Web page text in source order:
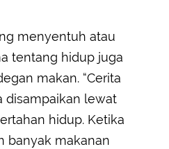
menyentuh atau
tentang hidup juga
makan. “Cerita
disampaikan lewat
hidup. Ketika
banyak makanan